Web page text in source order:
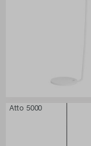
Atto 5000